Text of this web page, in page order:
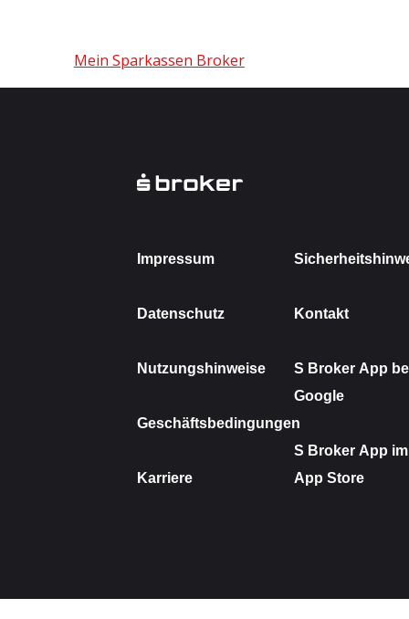
Mein Sparkassen Broker